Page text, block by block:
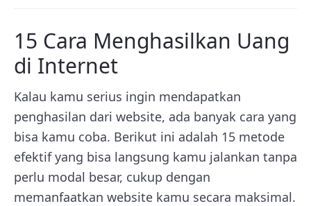
15 Cara Menghasilkan Uang
di Internet
Kalau kamu serius ingin mendapatkan
penghasilan dari website, ada banyak cara yang
bisa kamu coba. Berikut ini adalah 15 metode
efektif yang bisa langsung kamu jalankan tanpa
perlu modal besar, cukup dengan
memanfaatkan website kamu secara maksimal.